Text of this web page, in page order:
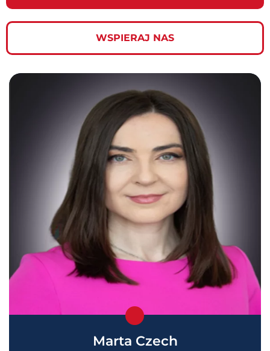
Marta Czech
WSPIERAJ NAS